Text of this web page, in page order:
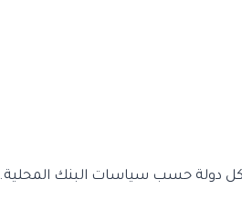
كل دولة حسب سياسات البنك المحلية.